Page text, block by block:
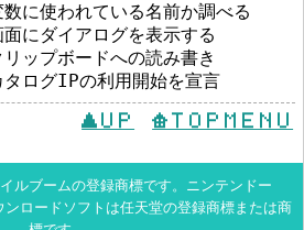
数に使われている名前か調べる
面にダイアログを表示する
リップボードへの読み書き
タログIPの利用開始を宣言
UP TOPMENU
ルブームの登録商標です。ニンテンドー
ンロードソフトは任天堂の登録商標または商